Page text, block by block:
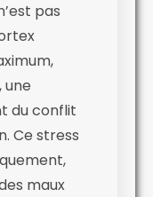
pas
une
du conflit
Ce stress
maux